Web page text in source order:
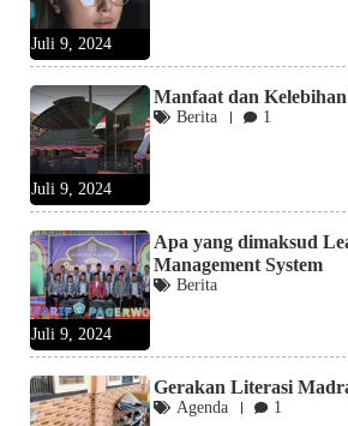
Juli 9, 2024
Juli 9, 2024
Manfaat dan
Berita 1
Juli 9, 2024
Apa yang dimaksud
Management System
Berita
Gerakan Literasi
Agenda 1